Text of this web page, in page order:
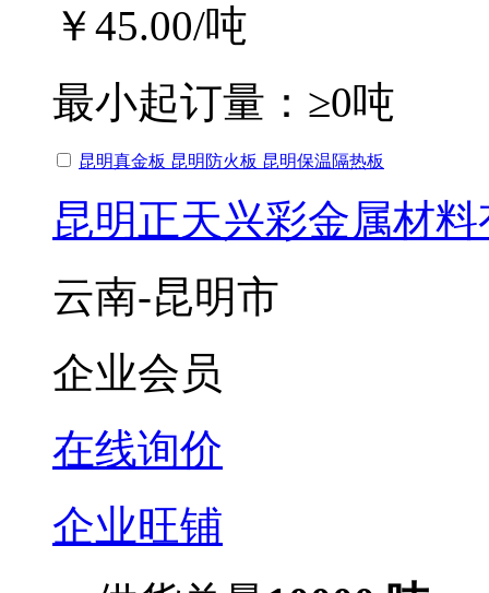
￥45.00/吨
最小起订量： ≥0吨
昆明真金板 昆明防火板 昆明保温隔热板
昆明正天兴彩金属材
云南-昆明市
企业会员
在线询价
企业旺铺